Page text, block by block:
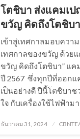
โตชิบา ส่งแคมเ
ขวัญ คิดถึงโตชิบา
เข้าสู่เทศกาลมอบควา
เทศกาลของขวัญ ด้วย
ขวัญ คิดถึงโตชิบา” แค
ปี 2567 ซึ่งทุกปีที่ออก
เป็นอย่างดี ปีนี้โตชิบา
ใจ กับเครื่องใช้ไฟฟ้า
Posted
ธันวาคม 31, 2024